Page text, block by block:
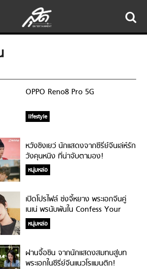
OPPO Reno8 Pro 5G
lifestyle
หวังซิงเยว่ นักแสดงจากซีรี่ย์จีนเล่ห์รัก
วังคุนหนิง ที่น่าจับตามอง!
หนุ่มหล่อ
เปิดโปรไฟล์ ซ่งจี้หยาง พระเอกจีนคู่
เนเน่ พรนับพันใน Confess Your
Love!
หนุ่มหล่อ
ฝานจื้อซิน จากนักแสดงสมทบสู่บท
พระเอกในซีรี่ย์จีนแนวโรแมนติก!